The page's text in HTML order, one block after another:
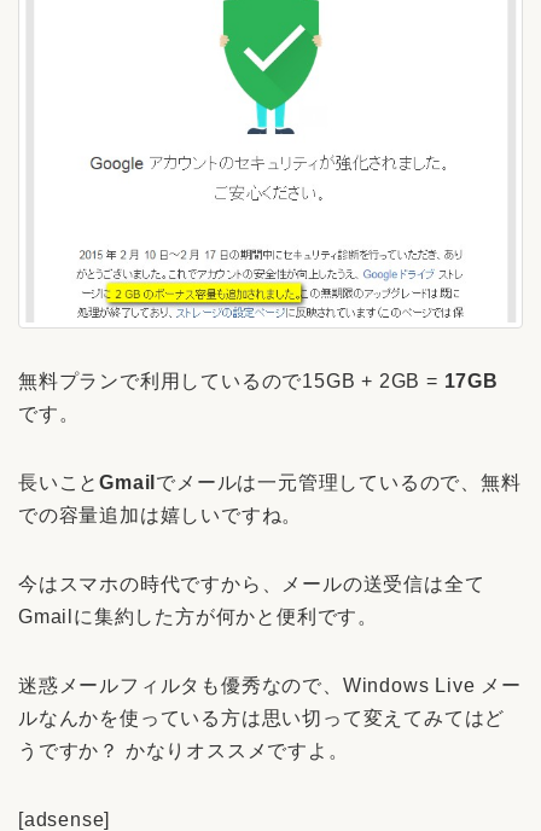
無料プランで利用しているので15GB + 2GB = 17GB
です。
長いことGmail でメールは一元管理しているので、無料
での容量追加は嬉しいですね。
今はスマホの時代ですから、メールの送受信は全て
Gmailに集約した方が何かと便利です。
迷惑メールフィルタも優秀なので、Windows Live メー
ルなんかを使っている方は思い切って変えてみてはど
うですか？ かなりオススメですよ。
[adsense]